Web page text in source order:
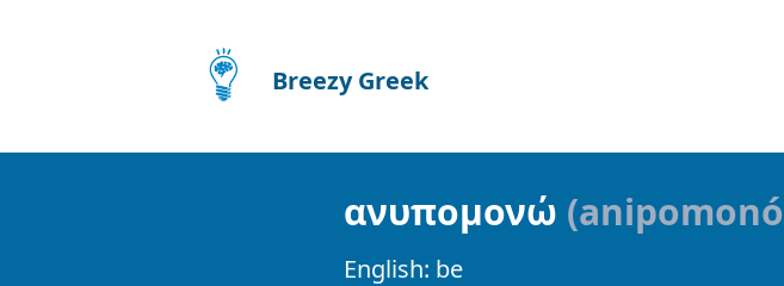
Breezy Greek
ανυπομονώ (anipomonó
English: be